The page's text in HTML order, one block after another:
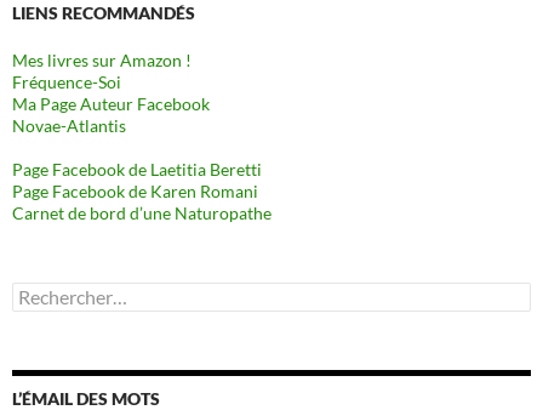
LIENS RECOMMANDÉS
Mes livres sur Amazon !
Fréquence-Soi
Ma Page Auteur Facebook
Novae-Atlantis
Page Facebook de Laetitia Beretti
Page Facebook de Karen Romani
Carnet de bord d’une Naturopathe
Rechercher :
L’ÉMAIL DES MOTS